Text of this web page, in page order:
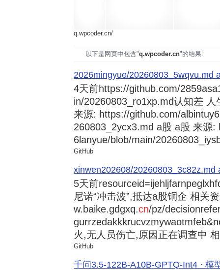
q.wpcoder.cn/
以下是网页中包含"q.wpcoder.cn"的结果:
2026mingyue/20260803_5wqvu.md
4天前https://github.com/
in/20260803_ro1xp.md认知差
来源: https://github.com/
260803_2ycx3.md a股 a股 来源
6lanyue/blob/main/
GitHub
xinwen202608/20260803_3c82z.md
5天前
尼诺“冲击波”,抵达a股铜企 相关
w.baike.gdgxq.cn/pz/
火,无人员伤亡,原因正在调查中
GitHub
千问3.5-122B-A10B-GPTQ-Int4 · 模